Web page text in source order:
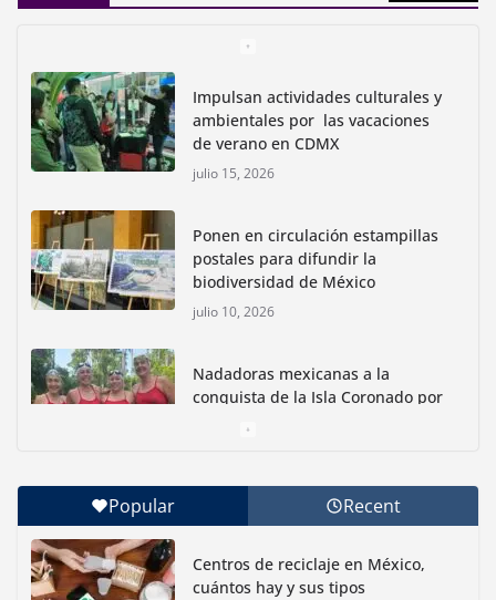
Impulsan actividades culturales y
ambientales por las vacaciones
de verano en CDMX
julio 15, 2026
Ponen en circulación estampillas
postales para difundir la
biodiversidad de México
julio 10, 2026
Nadadoras mexicanas a la
conquista de la Isla Coronado por
Con jornada informativa, Profepa y Humane World
for Animals buscan inhibir tráfico de aves
junio 15, 2026
Popular Recent
Centros de reciclaje en México,
cuántos hay y sus tipos